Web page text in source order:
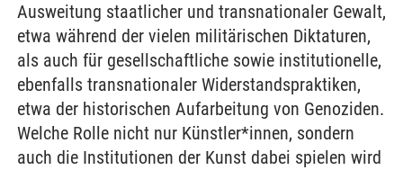
Ausweitung staatlicher und transnationaler Gewalt,
etwa während der vielen militärischen Diktaturen,
als auch für gesellschaftliche sowie institutionelle,
ebenfalls transnationaler Widerstandspraktiken,
etwa der historischen Aufarbeitung von Genoziden.
Welche Rolle nicht nur Künstler*innen, sondern
auch die Institutionen der Kunst dabei spielen wird